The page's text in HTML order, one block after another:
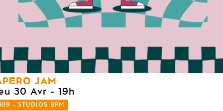
JAM
30 Avr - 19h
- STUDIOS BPM